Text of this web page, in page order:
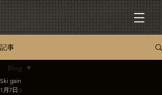
記事
Blog
Blog
Ski gain
1月7日